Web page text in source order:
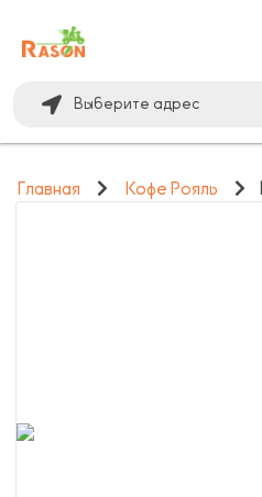
Выберите адрес
Главная Кофе Рояль